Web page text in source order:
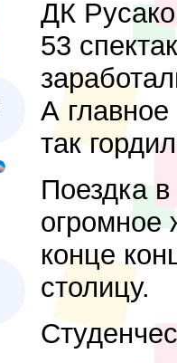
ДК
53
А
так
Поездка
огромное
конце
столицу.